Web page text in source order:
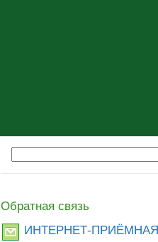
Обратная связь
ИНТЕРНЕТ-ПРИЁМНАЯ